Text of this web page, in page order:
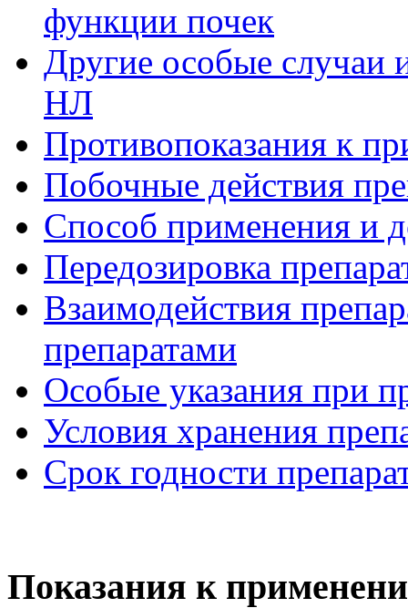
функции почек
Другие особые случаи
HЛ
Противопоказания к
Побочные действия
Способ применения и
Передозировка
Взаимодействия
препаратами
Особые указания при
Условия хранения
Срок годности
Показания к